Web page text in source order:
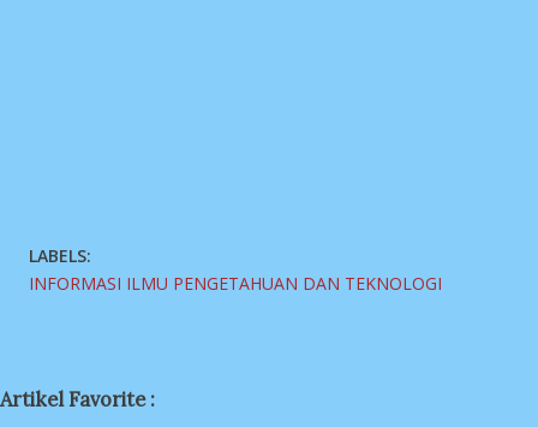
LABELS:
INFORMASI ILMU PENGETAHUAN DAN TEKNOLOGI
Artikel Favorite :